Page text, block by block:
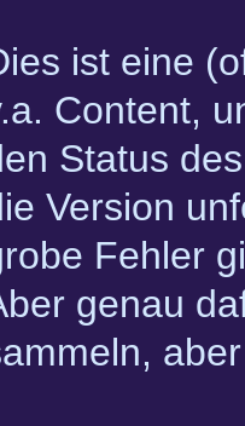
ist eine
Content,
Status
Version
Fehler
genau